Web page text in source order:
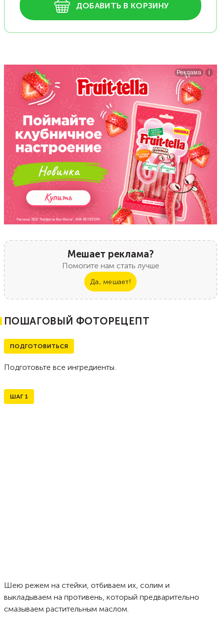
ДОБАВИТЬ В КОРЗИНУ
Мешает реклама?
Помогите нам стать лучше
Да, мешает!
ПОШАГОВЫЙ ФОТОРЕЦЕПТ
ПОДГОТОВИТЬСЯ
Подготовьте все ингредиенты.
ШАГ 1
Шею режем на стейки, отбиваем их, солим и
выкладываем на противень, который предварительно
смазываем растительным маслом.